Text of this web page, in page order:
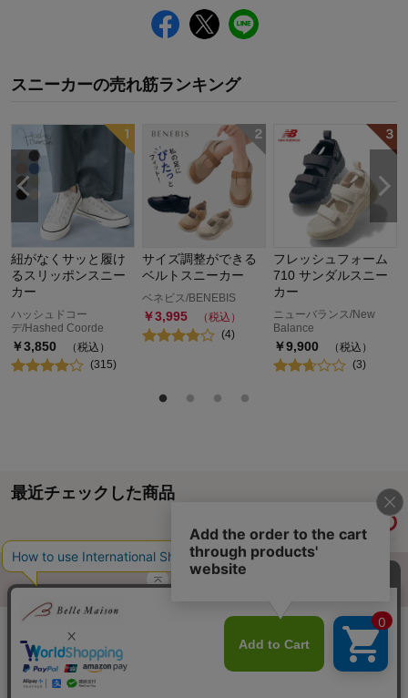
スニーカーの売れ筋ランキング
紐がなくサッと履け
るスリッポンスニー
カー
ハッシュドコー
デ/Hashed Coorde
￥3,850
（税込）
(315)
サイズ調整ができる
ベルトスニーカー
ベネビス/BENEBIS
￥3,995
（税込）
(4)
フレッシュフォーム
710 サンダルスニー
カー
ニューバランス/New
Balance
￥9,900
（税込）
(3)
最近チェックした商品
ご利用ガイド・お知らせ
サイトマップ ベルメゾンネットTOPへ